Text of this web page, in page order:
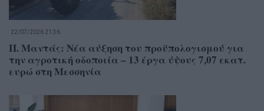
22/07/2026 21:36
Π. Μαντάς: Νέα αύξηση του προϋπολογισμού για
την αγροτική οδοποιία – 13 έργα ύψους 7,07 εκατ.
ευρώ στη Μεσσηνία